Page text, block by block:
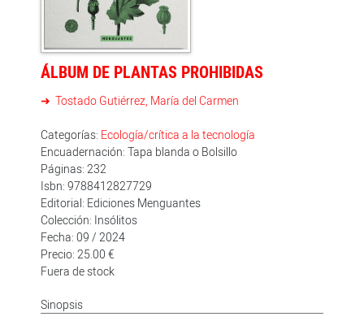
ÁLBUM DE PLANTAS PROHIBIDAS
Tostado Gutiérrez, María del Carmen
Categorías: Ecología/crítica a la tecnología
Encuadernación: Tapa blanda o Bolsillo
Páginas: 232
Isbn: 9788412827729
Editorial: Ediciones Menguantes
Colección: Insólitos
Fecha: 09 / 2024
Precio: 25.00 €
Fuera de stock
Sinopsis